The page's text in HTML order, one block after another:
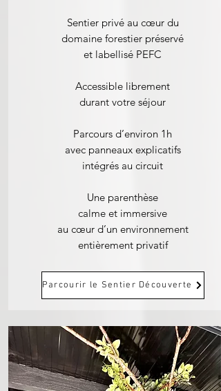
Sentier privé au cœur du
domaine forestier préservé
et labellisé PEFC
Accessible librement
durant votre séjour
Parcours d’environ 1h
avec panneaux explicatifs
intégrés au circuit
Une parenthèse
calme et immersive
au cœur d’un environnement
entièrement privatif
Parcourir le Sentier Découverte